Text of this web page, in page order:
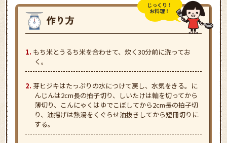
じっくり！
お料理！
もち米とうるち米を合わせて、炊く30分前に洗ってお
く。
芽ヒジキはたっぷりの水につけて戻し、水気をきる。に
んじんは2cm長の拍子切り、しいたけは軸を切ってから
薄切り、こんにゃくはゆでこぼしてから2cm長の拍子切
り、油揚げは熱湯をくぐらせ油抜きしてから短冊切りに
する。